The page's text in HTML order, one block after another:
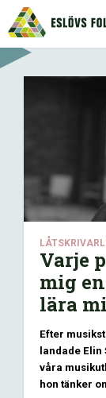
Varje
mig
lära
Efter
landade
våra
hon tänker